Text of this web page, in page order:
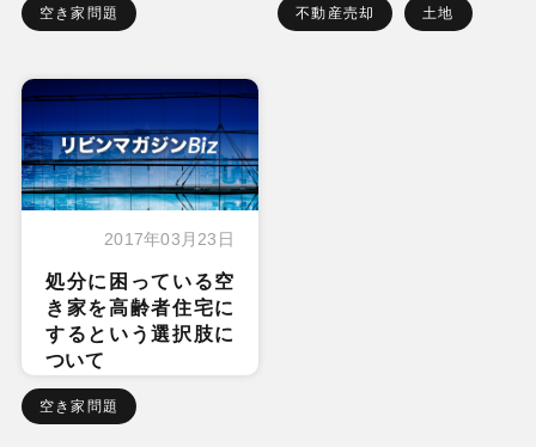
空き家問題 不動産売却 土地
2017年03月23日
処分に困っている空
き家を高齢者住宅に
するという選択肢に
ついて
空き家問題